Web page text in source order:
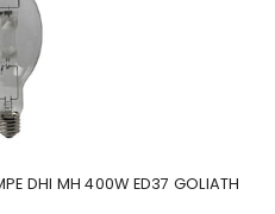
DHI MH 400W ED37 GOLIATH